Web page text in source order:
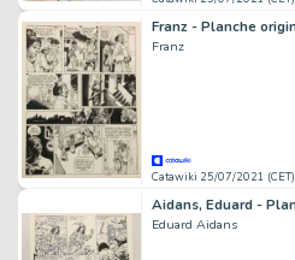
Franz
Catawiki 25/07/2021 (CET)
Eduard Aidans